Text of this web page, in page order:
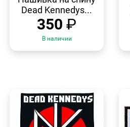
Dead Kennedys...
350 ₽
В наличии